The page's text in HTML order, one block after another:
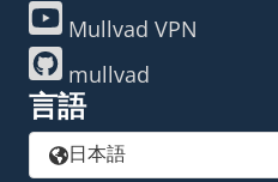
Mullvad VPN
mullvad
言語
日本語